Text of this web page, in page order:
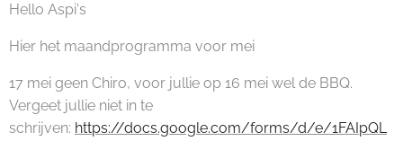
Hello Aspi's
Hier het maandprogramma voor mei
17 mei geen Chiro, voor jullie op 16 mei wel de BBQ.
Vergeet jullie niet in te
schrijven: https://docs.google.com/forms/d/e/1FAIpQL